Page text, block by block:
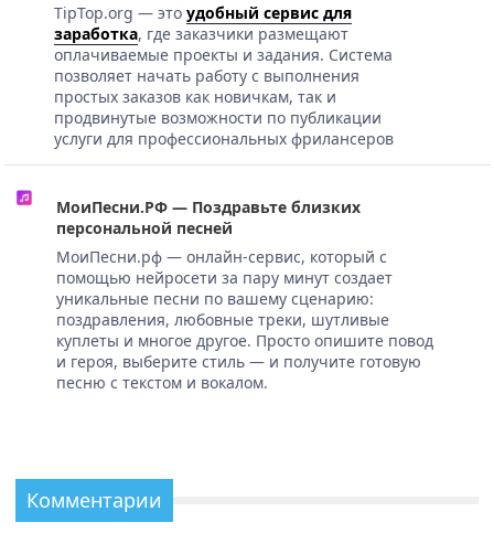
TipTop.org — это удобный сервис для
заработка, где заказчики размещают
оплачиваемые проекты и задания. Система
позволяет начать работу с выполнения
простых заказов как новичкам, так и
продвинутые возможности по публикации
услуги для профессиональных фрилансеров
МоиПесни.РФ — Поздравьте близких
персональной песней
МоиПесни.рф — онлайн-сервис, который с
помощью нейросети за пару минут создает
уникальные песни по вашему сценарию:
поздравления, любовные треки, шутливые
куплеты и многое другое. Просто опишите повод
и героя, выберите стиль — и получите готовую
песню с текстом и вокалом.
Комментарии